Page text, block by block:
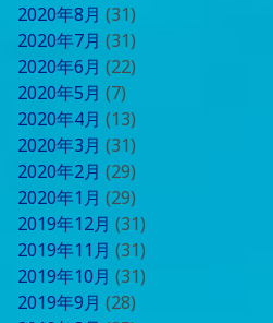
2020年8月 (31)
2020年7月 (31)
2020年6月 (22)
2020年5月 (7)
2020年4月 (13)
2020年3月 (31)
2020年2月 (29)
2020年1月 (29)
2019年12月 (31)
2019年11月 (31)
2019年10月 (31)
2019年9月 (28)